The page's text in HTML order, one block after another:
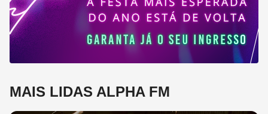
MAIS LIDAS ALPHA FM